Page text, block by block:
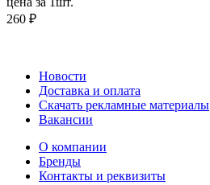
260 ₽
Новости
Доставка и оплата
Скачать рекламные материалы
Вакансии
О компании
Бренды
Контакты и реквизиты